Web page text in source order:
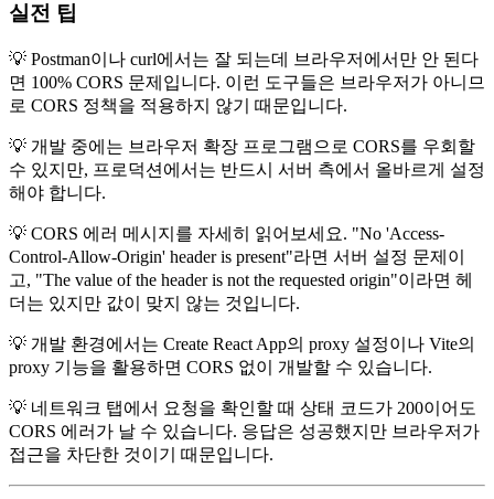
실전 팁
💡 Postman이나 curl에서는 잘 되는데 브라우저에서만 안 된다
면 100% CORS 문제입니다. 이런 도구들은 브라우저가 아니므
로 CORS 정책을 적용하지 않기 때문입니다.
💡 개발 중에는 브라우저 확장 프로그램으로 CORS를 우회할
수 있지만, 프로덕션에서는 반드시 서버 측에서 올바르게 설정
해야 합니다.
💡 CORS 에러 메시지를 자세히 읽어보세요. "No 'Access-
Control-Allow-Origin' header is present"라면 서버 설정 문제이
고, "The value of the header is not the requested origin"이라면 헤
더는 있지만 값이 맞지 않는 것입니다.
💡 개발 환경에서는 Create React App의 proxy 설정이나 Vite의
proxy 기능을 활용하면 CORS 없이 개발할 수 있습니다.
💡 네트워크 탭에서 요청을 확인할 때 상태 코드가 200이어도
CORS 에러가 날 수 있습니다. 응답은 성공했지만 브라우저가
접근을 차단한 것이기 때문입니다.